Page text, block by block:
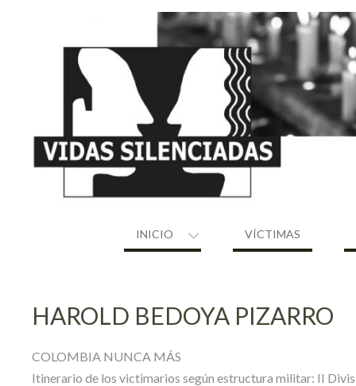
INICIO VÍCTIMAS
HAROLD BEDOYA PIZARRO
COLOMBIA NUNCA MÁS
Itinerario de los victimarios según estructura militar: II